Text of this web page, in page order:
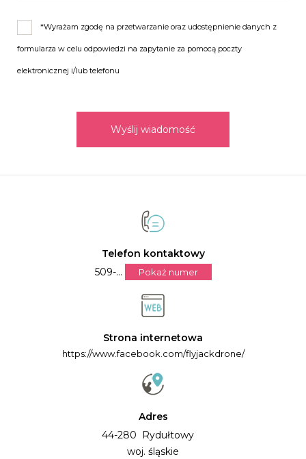
*Wyrażam zgodę na przetwarzanie oraz udostępnienie danych z
formularza w celu odpowiedzi na zapytanie za pomocą poczty
elektronicznej i/lub telefonu
Wyślij wiadomość
Telefon kontaktowy
509-...
Pokaż numer
Strona internetowa
https://www.facebook.com/flyjackdrone/
Adres
44-280 Rydułtowy
woj. śląskie